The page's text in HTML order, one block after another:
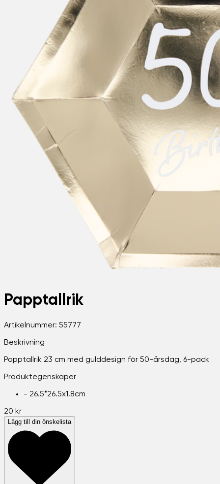
Papptallrik
Artikelnummer: 55777
Beskrivning
Papptallrik 23 cm med gulddesign för 50-årsdag, 6-pack
Produktegenskaper
- 26.5*26.5x1.8cm
20 kr
Lägg till din önskelista